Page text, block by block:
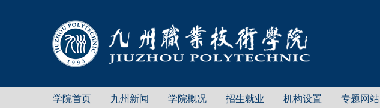
学院首页 九州新闻 学院概况 招生就业 机构设置 专题网站